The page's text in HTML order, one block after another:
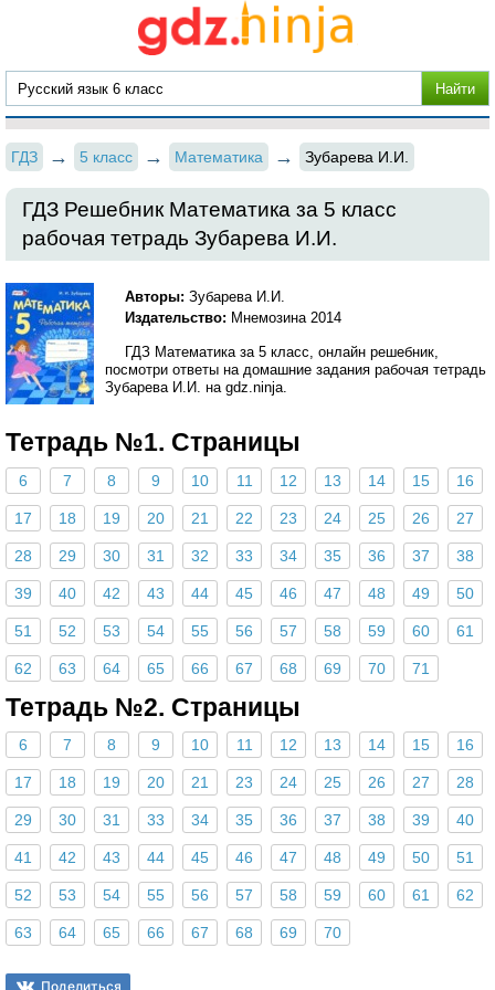
ГДЗ 5 класс Математика Зубарева И.И.
ГДЗ Решебник Математика за 5 класс
рабочая тетрадь Зубарева И.И.
Авторы: Зубарева И.И.
Издательство: Мнемозина 2014
ГДЗ Математика за 5 класс, онлайн решебник,
посмотри ответы на домашние задания рабочая тетрадь
Зубарева И.И. на gdz.ninja.
Тетрадь №1. Страницы
6 7 8 9 10 11 12 13 14 15 16
17 18 19 20 21 22 23 24 25 26 27
28 29 30 31 32 33 34 35 36 37 38
39 40 42 43 44 45 46 47 48 49 50
51 52 53 54 55 56 57 58 59 60 61
62 63 64 65 66 67 68 69 70 71
Тетрадь №2. Страницы
6 7 8 9 10 11 12 13 14 15 16
17 18 19 20 21 23 24 25 26 27 28
29 30 31 33 34 35 36 37 38 39 40
41 42 43 44 45 46 47 48 49 50 51
52 53 54 55 56 57 58 59 60 61 62
63 64 65 66 67 68 69 70
Поделиться